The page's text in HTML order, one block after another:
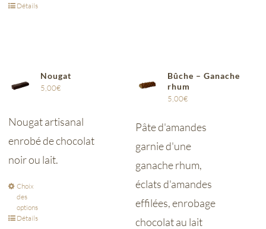
Détails
Nougat
5,00€
Nougat artisanal
enrobé de chocolat
noir ou lait.
Choix
des
options
Détails
Bûche – Ganache
rhum
5,00€
Pâte d'amandes
garnie d'une
ganache rhum,
éclats d'amandes
effilées, enrobage
chocolat au lait